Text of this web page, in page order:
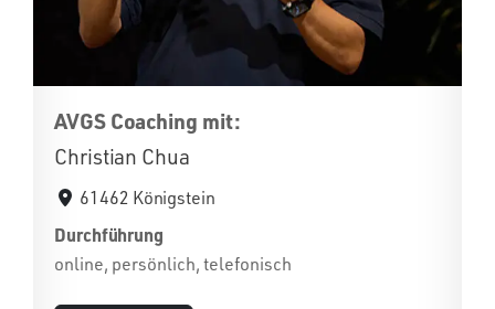
AVGS Coaching mit:
Christian Chua
61462 Königstein
Durchführung
online, persönlich, telefonisch